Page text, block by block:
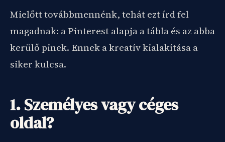
Mielőtt továbbmennénk, tehát ezt írd fel
magadnak: a Pinterest alapja a tábla és az abba
kerülő pinek. Ennek a kreatív kialakítása a
siker kulcsa.
1. Személyes vagy céges
oldal?